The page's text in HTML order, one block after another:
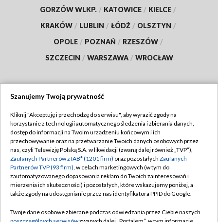
GORZÓW WLKP. / KATOWICE / KIELCE /
KRAKÓW / LUBLIN / ŁÓDŹ / OLSZTYN /
OPOLE / POZNAŃ / RZESZÓW /
SZCZECIN / WARSZAWA / WROCŁAW
TVP
Abonament TVP
Emisja w TVP
Centrum informacji TVP
Naziemna Telewizja Cyfrowa
Rada Programowa
Regulamin TVP
Polityka prywatności
Moje zgody
Pomoc
Szanujemy Twoją prywatność
Kliknij "Akceptuję i przechodzę do serwisu", aby wyrazić zgody na
korzystanie z technologii automatycznego śledzenia i zbierania danych,
dostęp do informacji na Twoim urządzeniu końcowym i ich
przechowywanie oraz na przetwarzanie Twoich danych osobowych przez
nas, czyli Telewizję Polską S.A. w likwidacji (zwaną dalej również „TVP”),
Zaufanych Partnerów z IAB* (1201 firm) oraz pozostałych Zaufanych
Partnerów TVP (93 firm), w celach marketingowych (w tym do
zautomatyzowanego dopasowania reklam do Twoich zainteresowań i
mierzenia ich skuteczności) i pozostałych, które wskazujemy poniżej, a
także zgody na udostępnianie przez nas identyfikatora PPID do Google.
Twoje dane osobowe zbierane podczas odwiedzania przez Ciebie naszych